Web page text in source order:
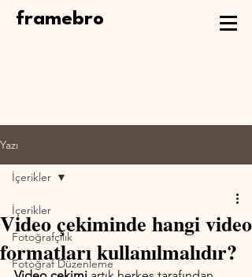
framebro
Yazı
İçerikler
Fotoğrafçılık
Fotoğraf Düzenleme
İçerikler
Video çekiminde hangi video
formatları kullanılmalıdır?